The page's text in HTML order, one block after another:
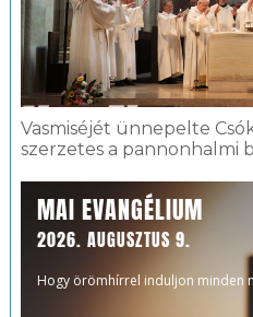
Vasmiséjét ünnepelte
szerzetes a pannonhalmi
MAI EVANGÉLIUM
2026. AUGUSZTUS 9.
Hogy örömhírrel induljon minden